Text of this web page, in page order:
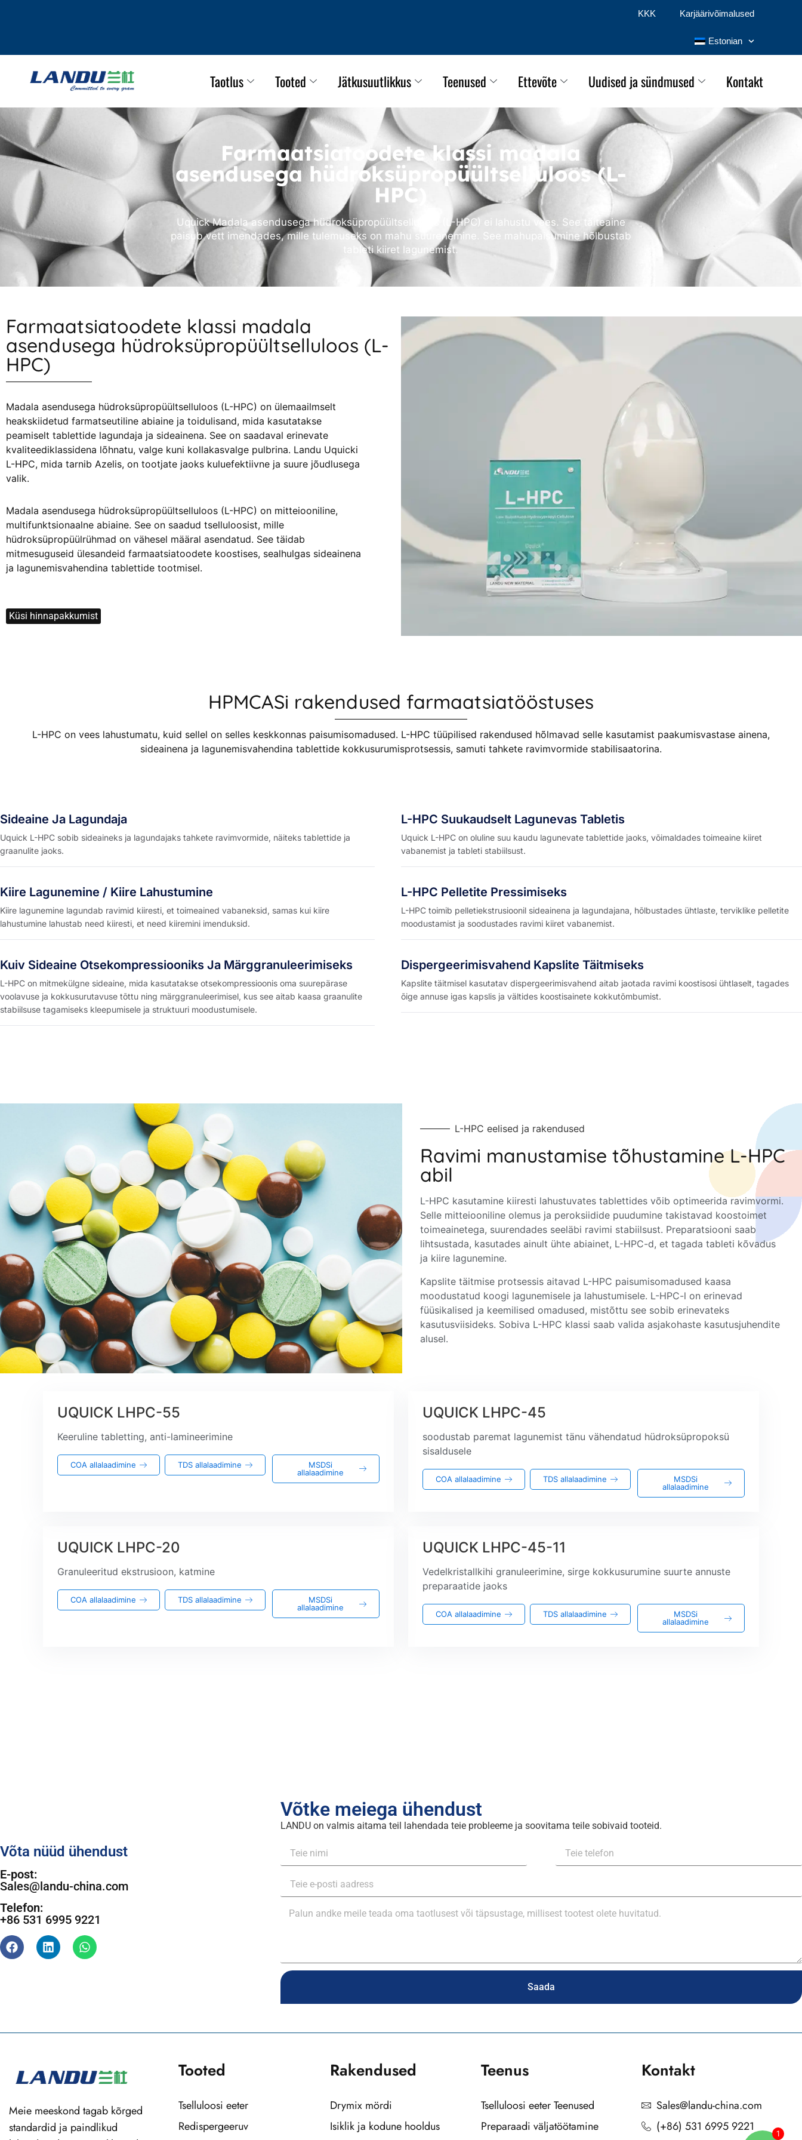
KKK Karjäärivõimalused
Estonian
Taotlus Tooted Jätkusuutlikkus Teenused Ettevõte Uudised ja sündmused Kontakt
Farmaatsiatoodete klassi madala
asendusega hüdroksüpropüültselluloos (L-
HPC)
Uquick Madala asendusega hüdroksüpropüültselluloos (L-HPC) ei lahustu vees. See täiteaine
paisub vett imendades, mille tulemuseks on mahu suurenemine. See mahupaisumine hõlbustab
tableti kiiret lagunemist.
Farmaatsiatoodete klassi madala
asendusega hüdroksüpropüültselluloos (L-
HPC)
Madala asendusega hüdroksüpropüültselluloos (L-HPC) on ülemaailmselt
heakskiidetud farmatseutiline abiaine ja toidulisand, mida kasutatakse
peamiselt tablettide lagundaja ja sideainena. See on saadaval erinevate
kvaliteediklassidena lõhnatu, valge kuni kollakasvalge pulbrina. Landu Uquicki
L-HPC, mida tarnib Azelis, on tootjate jaoks kuluefektiivne ja suure jõudlusega
valik.
Madala asendusega hüdroksüpropüültselluloos (L-HPC) on mitteiooniline,
multifunktsionaalne abiaine. See on saadud tselluloosist, mille
hüdroksüpropüülrühmad on vähesel määral asendatud. See täidab
mitmesuguseid ülesandeid farmaatsiatoodete koostises, sealhulgas sideainena
ja lagunemisvahendina tablettide tootmisel.
Küsi hinnapakkumist
HPMCASi rakendused farmaatsiatööstuses
L-HPC on vees lahustumatu, kuid sellel on selles keskkonnas paisumisomadused. L-HPC tüüpilised rakendused hõlmavad selle kasutamist paakumisvastase ainena,
sideainena ja lagunemisvahendina tablettide kokkusurumisprotsessis, samuti tahkete ravimvormide stabilisaatorina.
Sideaine Ja Lagundaja
Uquick L-HPC sobib sideaineks ja lagundajaks tahkete ravimvormide, näiteks tablettide ja
graanulite jaoks.
Kiire Lagunemine / Kiire Lahustumine
Kiire lagunemine lagundab ravimid kiiresti, et toimeained vabaneksid, samas kui kiire
lahustumine lahustab need kiiresti, et need kiiremini imenduksid.
Kuiv Sideaine Otsekompressiooniks Ja Märggranuleerimiseks
L-HPC on mitmekülgne sideaine, mida kasutatakse otsekompressioonis oma suurepärase
voolavuse ja kokkusurutavuse tõttu ning märggranuleerimisel, kus see aitab kaasa graanulite
stabiilsuse tagamiseks kleepumisele ja struktuuri moodustumisele.
L-HPC Suukaudselt Lagunevas Tabletis
Uquick L-HPC on oluline suu kaudu lagunevate tablettide jaoks, võimaldades toimeaine kiiret
vabanemist ja tableti stabiilsust.
L-HPC Pelletite Pressimiseks
L-HPC toimib pelletiekstrusioonil sideainena ja lagundajana, hõlbustades ühtlaste, terviklike pelletite
moodustamist ja soodustades ravimi kiiret vabanemist.
Dispergeerimisvahend Kapslite Täitmiseks
Kapslite täitmisel kasutatav dispergeerimisvahend aitab jaotada ravimi koostisosi ühtlaselt, tagades
õige annuse igas kapslis ja vältides koostisainete kokkutõmbumist.
L-HPC eelised ja rakendused
Ravimi manustamise tõhustamine L-HPC
abil
L-HPC kasutamine kiiresti lahustuvates tablettides võib optimeerida ravimvormi.
Selle mitteiooniline olemus ja peroksiidide puudumine takistavad koostoimet
toimeainetega, suurendades seeläbi ravimi stabiilsust. Preparatsiooni saab
lihtsustada, kasutades ainult ühte abiainet, L-HPC-d, et tagada tableti kõvadus
ja kiire lagunemine.
Kapslite täitmise protsessis aitavad L-HPC paisumisomadused kaasa
moodustatud koogi lagunemisele ja lahustumisele. L-HPC-l on erinevad
füüsikalised ja keemilised omadused, mistõttu see sobib erinevateks
kasutusviisideks. Sobiva L-HPC klassi saab valida asjakohaste kasutusjuhendite
alusel.
UQUICK LHPC-55
Keeruline tabletting, anti-lamineerimine
COA allalaadimine TDS allalaadimine
MSDSi
allalaadimine
UQUICK LHPC-45
soodustab paremat lagunemist tänu vähendatud hüdroksüpropoksü
sisaldusele
COA allalaadimine TDS allalaadimine
MSDSi
allalaadimine
UQUICK LHPC-20
Granuleeritud ekstrusioon, katmine
COA allalaadimine TDS allalaadimine
MSDSi
allalaadimine
UQUICK LHPC-45-11
Vedelkristallkihi granuleerimine, sirge kokkusurumine suurte annuste
preparaatide jaoks
COA allalaadimine TDS allalaadimine
MSDSi
allalaadimine
Võta nüüd ühendust
E-post:
Sales@landu-china.com
Telefon:
+86 531 6995 9221
Võtke meiega ühendust
LANDU on valmis aitama teil lahendada teie probleeme ja soovitama teile sobivaid tooteid.
Saada
Meie meeskond tagab kõrged
standardid ja paindlikud
Tooted
Tselluloosi eeter
Redispergeeruv
Rakendused
Drymix mördi
Isiklik ja kodune hooldus
Teenus
Tselluloosi eeter Teenused
Preparaadi väljatöötamine
Kontakt
Sales@landu-china.com
(+86) 531 6995 9221